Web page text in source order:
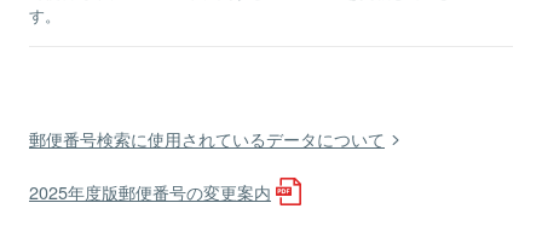
す。
郵便番号検索に使用されているデータについて
2025年度版郵便番号の変更案内